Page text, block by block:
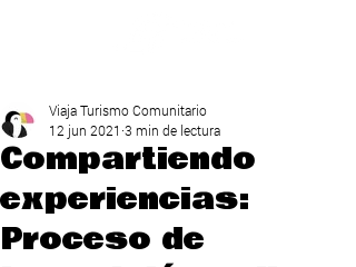
Compartiendo
experiencias:
Proceso de
Viaja Turismo Comunitario
12 jun 2021 3 min de lectura